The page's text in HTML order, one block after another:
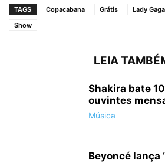
TAGS Copacabana Grátis Lady Gaga
Show
LEIA
Shakira bate
ouvintes
Música
Beyoncé lança